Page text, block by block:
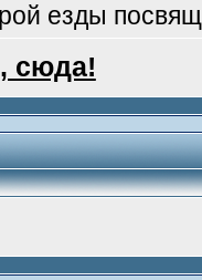
езды
сюда!